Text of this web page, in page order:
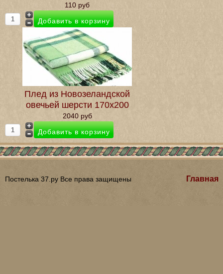
110 руб
Плед из Новозеландской
овечьей шерсти 170х200
2040 руб
Постелька 37.ру Все права защищены Главная